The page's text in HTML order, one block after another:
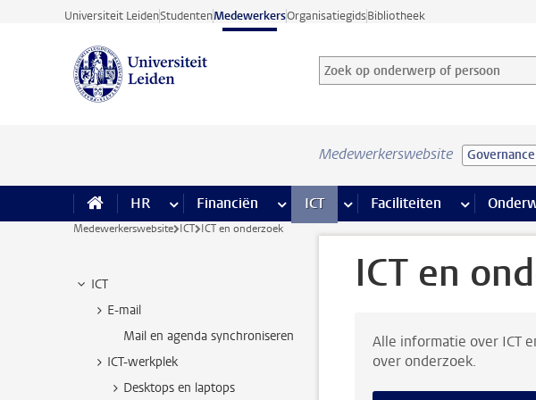
Ga direct naar de inhoud
Universiteit LeidenStudentenMedewerkersOrganisatiegidsBibliotheek
Zoek op onderwerp of persoon en
Zoekterm
Medewerkerswebsite
HR meer HR pagina’s
Financiën meer Financiën pagina’s
ICT meer ICT pagina’s
Faciliteiten meer
Medewerkerswebsite ICT ICT en onderzoek
ICT
E-mail
Mail en agenda synchroniseren
ICT-werkplek
Desktops en laptops
ICT en
Alle informatie over ICT
over onderzoek.